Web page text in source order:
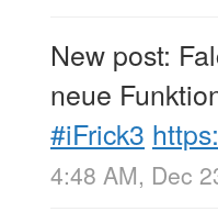
New post:
neue
#iFrick3
4:48 AM, Dec